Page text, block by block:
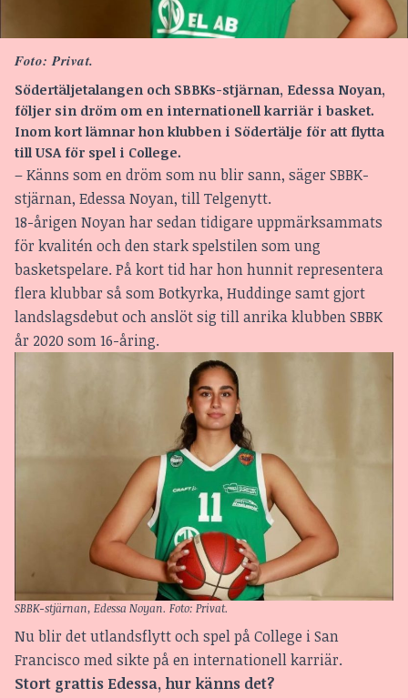
Foto: Privat.
Södertäljetalangen och SBBKs-stjärnan, Edessa Noyan,
följer sin dröm om en internationell karriär i basket.
Inom kort lämnar hon klubben i Södertälje för att flytta
till USA för spel i College.
– Känns som en dröm som nu blir sann, säger SBBK-
stjärnan, Edessa Noyan, till Telgenytt.
18-årigen Noyan har sedan tidigare uppmärksammats
för kvalitén och den stark spelstilen som ung
basketspelare. På kort tid har hon hunnit representera
flera klubbar så som Botkyrka, Huddinge samt gjort
landslagsdebut och anslöt sig till anrika klubben SBBK
år 2020 som 16-åring.
SBBK-stjärnan, Edessa Noyan. Foto: Privat.
Nu blir det utlandsflytt och spel på College i San
Francisco med sikte på en internationell karriär.
Stort grattis Edessa, hur känns det?